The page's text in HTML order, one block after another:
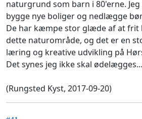
naturgrund som barn i 80'erne.
bygge nye boliger og nedlægge
De har kæmpe stor glæde af at frit
dette naturområde, og det er en
læring og kreative udvikling på
Det synes jeg ikke skal ødelægges...
(Rungsted Kyst, 2017-09-20)